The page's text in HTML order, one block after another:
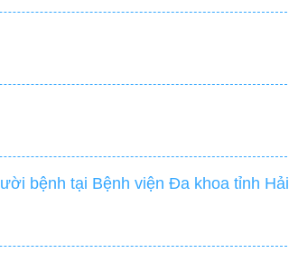
bệnh tại Bệnh viện Đa khoa tỉnh Hải